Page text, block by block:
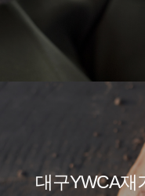
대구YWCA재